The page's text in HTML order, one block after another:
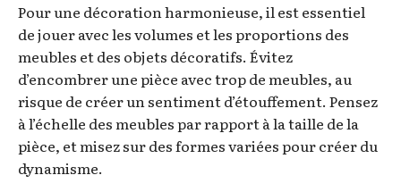
Pour une décoration harmonieuse, il est essentiel
de jouer avec les volumes et les proportions des
meubles et des objets décoratifs. Évitez
d’encombrer une pièce avec trop de meubles, au
risque de créer un sentiment d’étouffement. Pensez
à l’échelle des meubles par rapport à la taille de la
pièce, et misez sur des formes variées pour créer du
dynamisme.